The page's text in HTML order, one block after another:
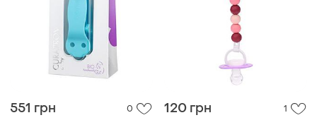
551 грн 0 120 грн 1